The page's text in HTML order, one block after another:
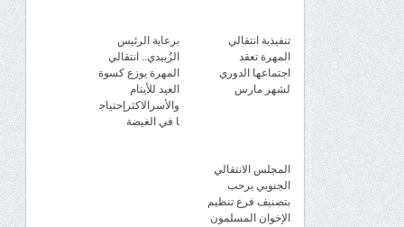
تنفيذية انتقالي
المهرة تعقد
اجتماعها الدوري
لشهر مارس
برعاية الرئيس
الزُبيدي.. انتقالي
المهرة يوزع كسوة
العيد للأيتام
والأسرالاكثرإحتياج
ا في الغيضة
المجلس الانتقالي
الجنوبي يرحب
بتصنيف فرع تنظيم
الإخوان المسلمون